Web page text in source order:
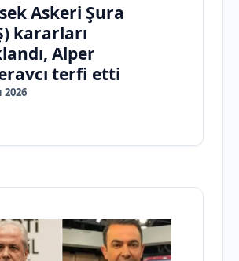
Askeri Şura
kararları
Alper
terfi etti
2026